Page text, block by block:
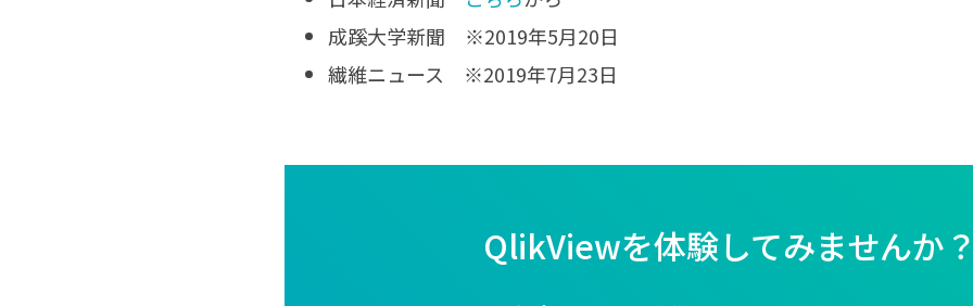
成蹊大学新聞 ※2019年5月20日
繊維ニュース ※2019年7月23日
QlikViewを体験してみませんか